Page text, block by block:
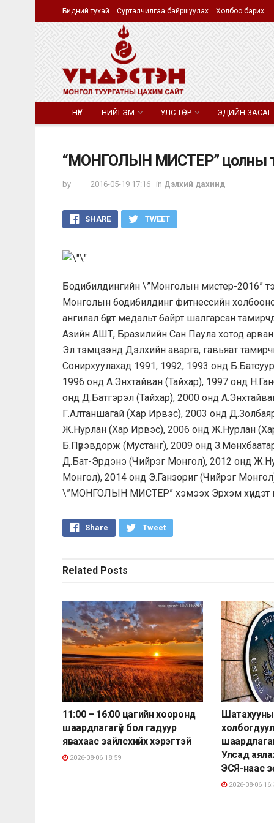
Бидний тухай Сурталчилгаа байршуулах Холбоо барих
НҮҮР НИЙГЭМ УЛС ТӨР ЭДИЙН ЗАСАГ
“МОНГОЛЫН МИСТЕР” цолны төлөө
by 2016-05-19 17:16 in Дэлхий дахинд
SHARE TWEET
Бодибилдингийн \”Монголын мистер-2016”
Монголын бодибилдинг фитнессийн
ангилал бүрт медальт байрт шалгарсан
Азийн АШТ, Бразилийн Сан Паула хотод
Эл тэмцээнд Дэлхийн аварга, гавьяат
Сонирхуулахад 1991, 1992, 1993 онд
1996 онд А.Энхтайван (Тайхар), 1997 онд
онд Д.Батгэрэл (Тайхар), 2000 онд
Г.Алтаншагай (Хар Ирвэс), 2003 онд
Ж.Нурлан (Хар Ирвэс), 2006 онд Ж.Нурлан
Б.Пүрэвдорж (Мустанг), 2009 онд
Д.Бат-Эрдэнэ (Чийрэг Монгол), 2012 онд
Монгол), 2014 онд Э.Ганзориг (Чийрэг
\”МОНГОЛЫН МИСТЕР” хэмээх Эрхэм хүндэт
Share Tweet
Related Posts
11:00 – 16:00 цагийн хооронд
шаардлагагүй бол гадуур
явахаас зайлсхийх хэрэгтэй
2026-08-06 18:59
Улсад
ЭСЯ-наас
2026-08-06